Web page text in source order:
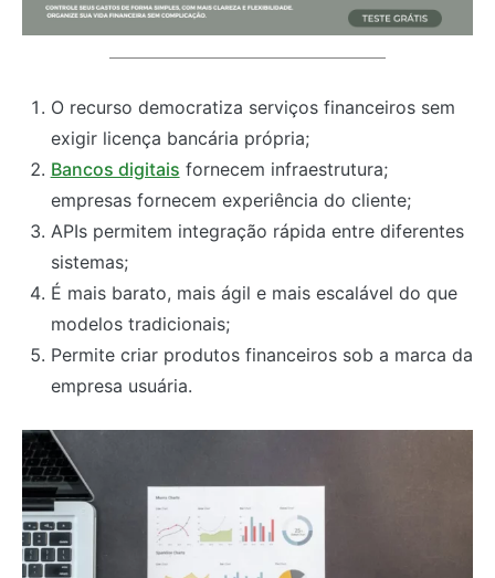
O recurso democratiza serviços financeiros sem
exigir licença bancária própria;
Bancos digitais fornecem infraestrutura;
empresas fornecem experiência do cliente;
APIs permitem integração rápida entre diferentes
sistemas;
É mais barato, mais ágil e mais escalável do que
modelos tradicionais;
Permite criar produtos financeiros sob a marca da
empresa usuária.